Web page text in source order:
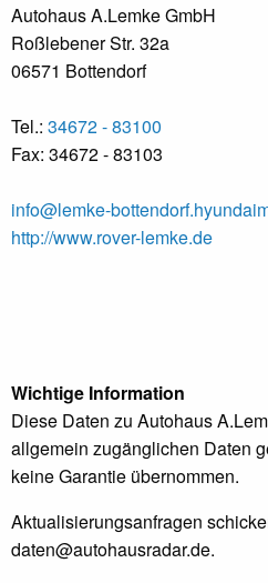
Autohaus A.Lemke GmbH
Roßlebener Str. 32a
06571 Bottendorf
Tel.: 34672 - 83100
Fax: 34672 - 83103
info@lemke-
http://www.rover-lemke.de
Wichtige Information
Diese Daten zu Autohaus
allgemein zugänglichen Daten
keine Garantie übernommen.
Aktualisierungsanfragen
daten@autohausradar.de.